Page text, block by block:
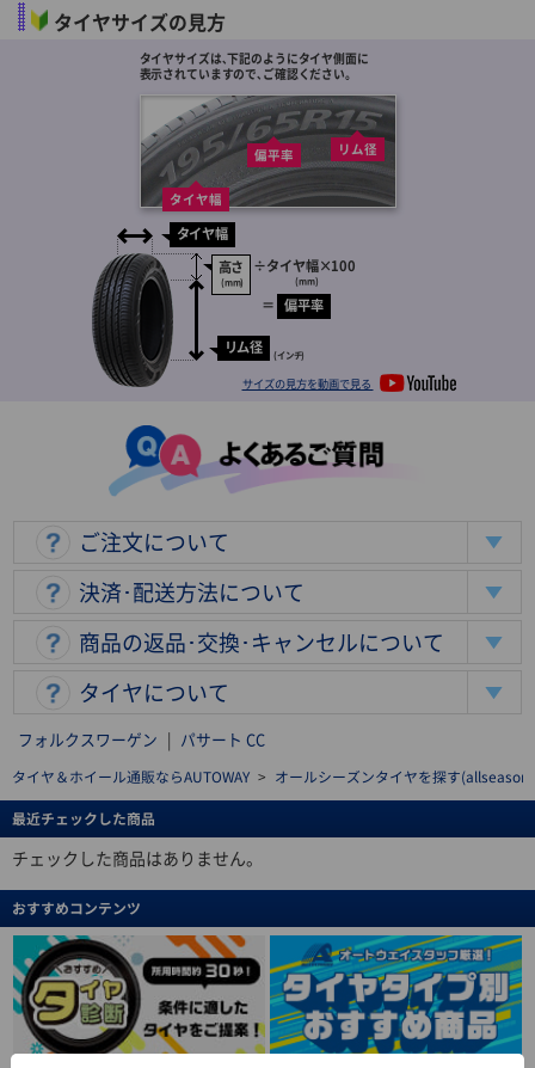
タイヤサイズの見方
タイヤサイズは､下記のようにタイヤ側面に
表示されていますので､ご確認ください。
タイヤ幅
偏平率 リム径
タイヤ幅
高さ
(mm)
÷タイヤ幅
(mm)
×100
＝ 偏平率
リム径 (インチ)
サイズの見方を動画で見る
ご注文について
決済･配送方法について
商品の返品･交換･キャンセルについて
タイヤについて
フォルクスワーゲン | パサート CC
タイヤ＆ホイール通販ならAUTOWAY > オールシーズンタイヤを探す
最近チェックした商品
チェックした商品はありません。
おすすめコンテンツ